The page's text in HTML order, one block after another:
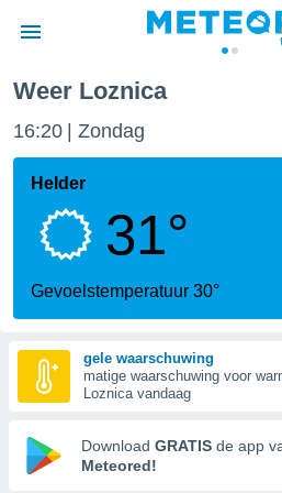
door
verstrekte
hoge
hebt de
voor
op basis
Weer Loznica
16:20 Zondag
Helder
31°
Gevoelstemperatuur 30°
gele waarschuwing
matige waarschuwing voor
Loznica vandaag
Download GRATIS de app
Meteored!